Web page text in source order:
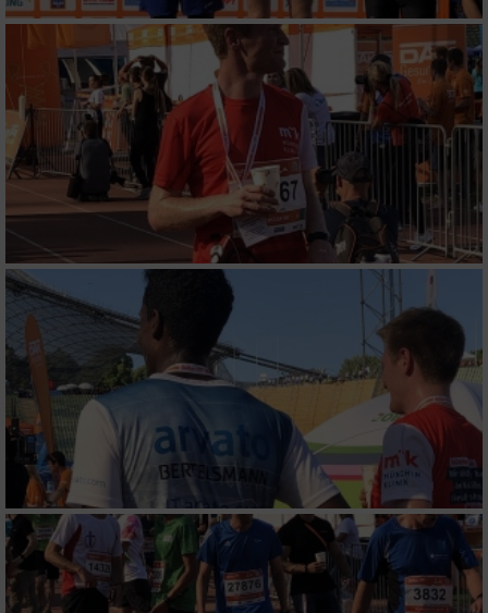
personalisierter Inhalte
Messung der Werbeleistung
Messung der Performance von Inhalten
Analyse von Zielgruppen durch Statistiken
oder Kombinationen von Daten aus
Entwicklung und Verbesserung der Angebote
Verwendung reduzierter Daten zur Auswahl
von Inhalten
IAB-Besonderheiten:
Verwendung genauer Standortdaten
Geräte anhand von aktiv angeforderten
Informationen identifizieren
Nicht-IAB-Verarbeitungszwecke:
Notwendig